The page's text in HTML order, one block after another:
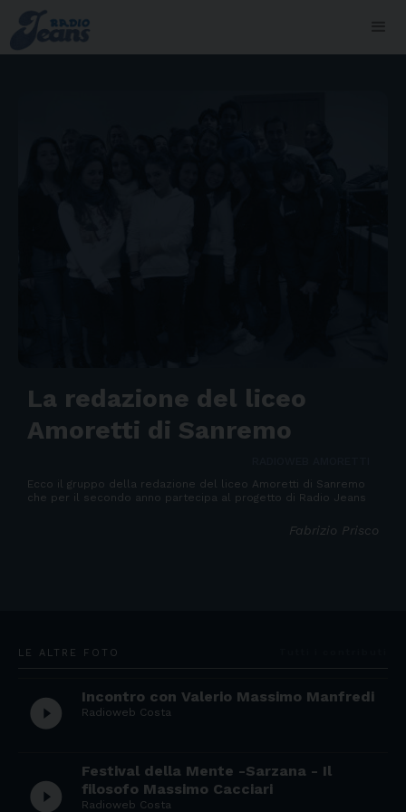
La redazione del liceo
Amoretti di Sanremo
Ecco il gruppo della redazione del liceo Amoretti di Sanremo
che per il secondo anno partecipa al progetto di Radio Jeans
Fabrizio Prisco
LE ALTRE FOTO
play_circle_filled Incontro con Valerio Massimo Manfredi
Radioweb Costa
play_circle_filled
Festival della Mente -Sarzana - Il
filosofo Massimo Cacciari
Radioweb Costa